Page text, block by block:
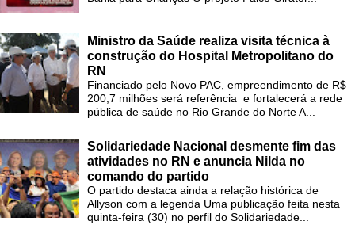
Ministro da Saúde realiza visita técnica à
construção do Hospital Metropolitano do
RN
Financiado pelo Novo PAC, empreendimento de R$
200,7 milhões será referência e fortalecerá a rede
pública de saúde no Rio Grande do Norte A...
Solidariedade Nacional desmente fim das
atividades no RN e anuncia Nilda no
comando do partido
O partido destaca ainda a relação histórica de
Allyson com a legenda Uma publicação feita nesta
quinta-feira (30) no perfil do Solidariedade...